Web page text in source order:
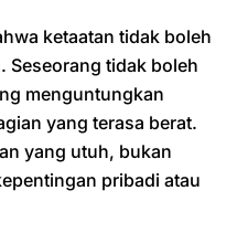
ketaatan tidak boleh
Seseorang tidak boleh
menguntungkan
yang terasa berat.
yang utuh, bukan
pribadi atau